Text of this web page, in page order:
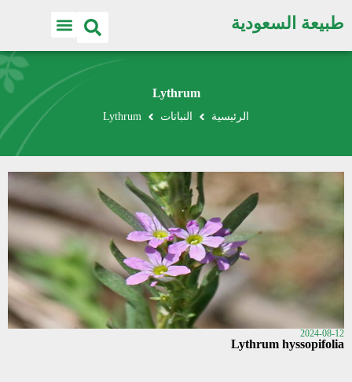
طبيعة السعودية
Lythrum
الرئيسية النباتات Lythrum
2024-08-12
Lythrum hyssopifolia